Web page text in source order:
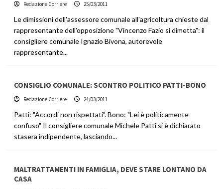
Redazione Corriere 25/03/2011
Le dimissioni dell'assessore comunale all'agricoltura chieste dal
rappresentante dell'opposizione "Vincenzo Fazio si dimetta": il
consigliere comunale Ignazio Bivona, autorevole
rappresentante...
CONSIGLIO COMUNALE: SCONTRO POLITICO PATTI-BONO
Redazione Corriere 24/03/2011
Patti: "Accordi non rispettati". Bono: "Lei è politicamente
confuso" Il consigliere comunale Michele Patti si è dichiarato
stasera indipendente, lasciando...
MALTRATTAMENTI IN FAMIGLIA, DEVE STARE LONTANO DA
CASA